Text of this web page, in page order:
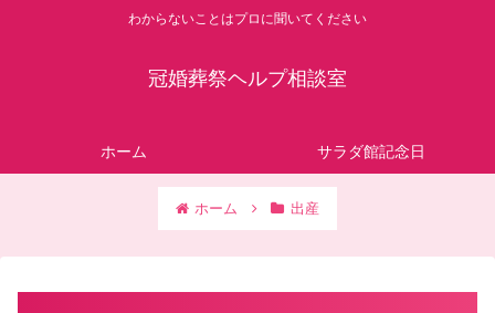
わからないことはプロに聞いてください
冠婚葬祭ヘルプ相談室
ホーム サラダ館記念日
ホーム 出産